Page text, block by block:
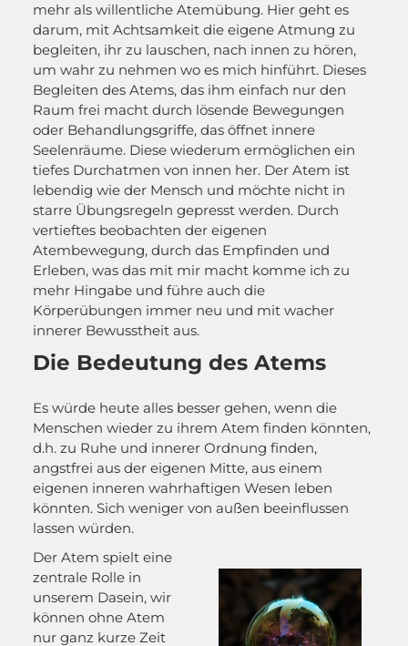
mehr als willentliche Atemübung. Hier geht es
darum, mit Achtsamkeit die eigene Atmung zu
begleiten, ihr zu lauschen, nach innen zu hören,
um wahr zu nehmen wo es mich hinführt. Dieses
Begleiten des Atems, das ihm einfach nur den
Raum frei macht durch lösende Bewegungen
oder Behandlungsgriffe, das öffnet innere
Seelenräume. Diese wiederum ermöglichen ein
tiefes Durchatmen von innen her. Der Atem ist
lebendig wie der Mensch und möchte nicht in
starre Übungsregeln gepresst werden. Durch
vertieftes beobachten der eigenen
Atembewegung, durch das Empfinden und
Erleben, was das mit mir macht komme ich zu
mehr Hingabe und führe auch die
Körperübungen immer neu und mit wacher
innerer Bewusstheit aus.
Die Bedeutung des Atems
Es würde heute alles besser gehen, wenn die
Menschen wieder zu ihrem Atem finden könnten,
d.h. zu Ruhe und innerer Ordnung finden,
angstfrei aus der eigenen Mitte, aus einem
eigenen inneren wahrhaftigen Wesen leben
könnten. Sich weniger von außen beeinflussen
lassen würden.
Der Atem spielt eine
zentrale Rolle in
unserem Dasein, wir
können ohne Atem
nur ganz kurze Zeit